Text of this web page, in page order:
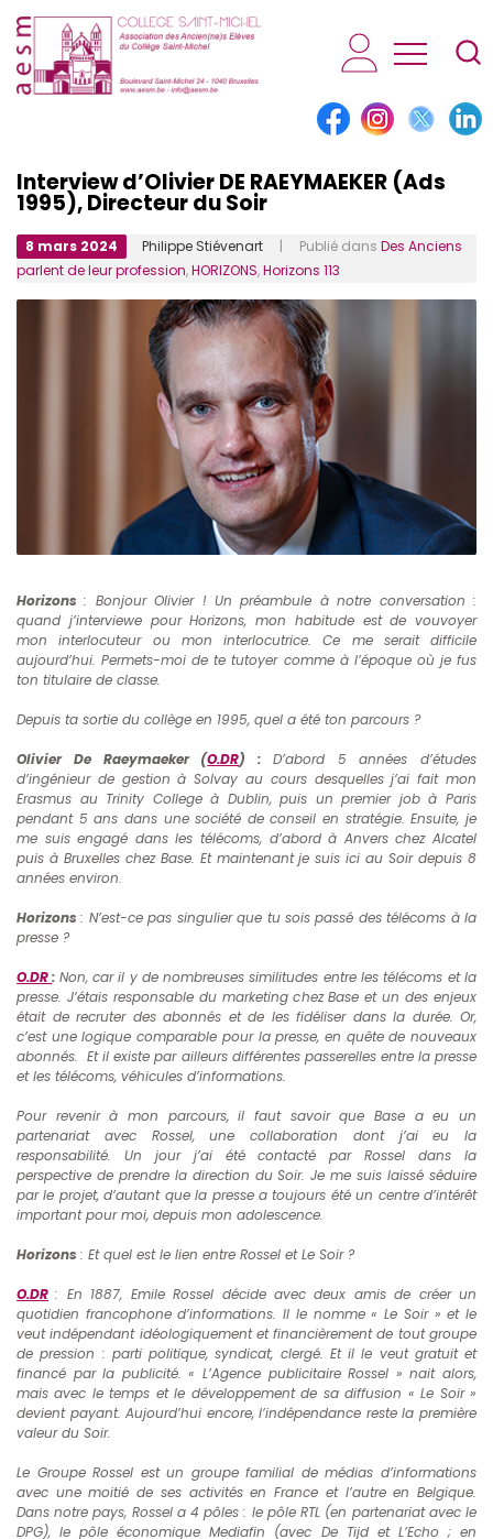
AESM...
Interview d’Olivier DE RAEYMAEKER (Ads
1995), Directeur du Soir
8 mars 2024 Philippe Stiévenart | Publié dans Des Anciens
parlent de leur profession,HORIZONS,Horizons 113
Horizons: Bonjour Olivier ! Un préambule à notre conversation :
quand j’interviewe pour Horizons, mon habitude est de vouvoyer
mon interlocuteur ou mon interlocutrice. Ce me serait difficile
aujourd’hui. Permets-moi de te tutoyer comme à l’époque où je fus
ton titulaire de classe.
Depuis ta sortie du collège en 1995, quel a été ton parcours ?
Olivier De Raeymaeker (O.DR) : D’abord 5 années d’études
d’ingénieur de gestion à Solvay au cours desquelles j’ai fait mon
Erasmus au Trinity College à Dublin, puis un premier job à Paris
pendant 5 ans dans une société de conseil en stratégie. Ensuite, je
me suis engagé dans les télécoms, d’abord à Anvers chez Alcatel
puis à Bruxelles chez Base. Et maintenant je suis ici au Soir depuis 8
années environ.
Horizons: N’est-ce pas singulier que tu sois passé des télécoms à la
presse ?
O.DR: Non, car il y de nombreuses similitudes entre les télécoms et la
presse. J’étais responsable du marketing chez Base et un des enjeux
était de recruter des abonnés et de les fidéliser dans la durée. Or,
c’est une logique comparable pour la presse, en quête de nouveaux
abonnés. Et il existe par ailleurs différentes passerelles entre la presse
et les télécoms, véhicules d’informations.
Pour revenir à mon parcours, il faut savoir que Base a eu un
partenariat avec Rossel, une collaboration dont j’ai eu la
responsabilité. Un jour j’ai été contacté par Rossel dans la
perspective de prendre la direction du Soir. Je me suis laissé séduire
par le projet, d’autant que la presse a toujours été un centre d’intérêt
important pour moi, depuis mon adolescence.
Horizons : Et quel est le lien entre Rossel et Le Soir ?
O.DR : En 1887, Emile Rossel décide avec deux amis de créer un
quotidien francophone d’informations. Il le nomme « Le Soir » et le
veut indépendant idéologiquement et financièrement de tout groupe
de pression : parti politique, syndicat, clergé. Et il le veut gratuit et
financé par la publicité. « L’Agence publicitaire Rossel » nait alors,
mais avec le temps et le développement de sa diffusion « Le Soir »
devient payant. Aujourd’hui encore, l’indépendance reste la première
valeur du Soir.
Le Groupe Rossel est un groupe familial de médias d’informations
avec une moitié de ses activités en France et l’autre en Belgique.
Dans notre pays, Rossel a 4 pôles : le pôle RTL (en partenariat avec le
DPG), le pôle économique Mediafin (avec De Tijd et L’Echo ; en